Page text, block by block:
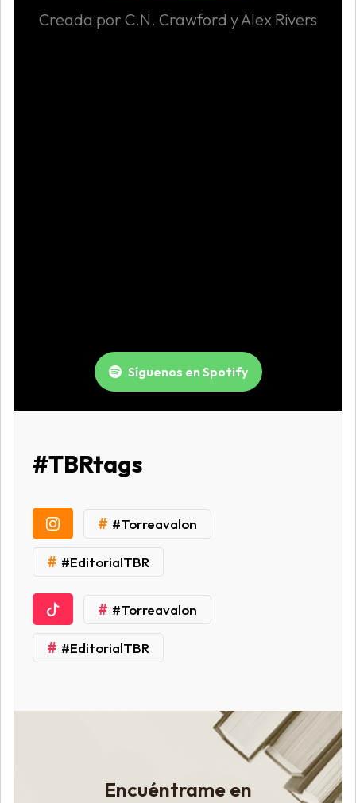
Creada por C.N. Crawford y Alex Rivers
Síguenos en Spotify
#TBRtags
# #Torreavalon
# #EditorialTBR
# #Torreavalon
# #EditorialTBR
Encuéntrame en